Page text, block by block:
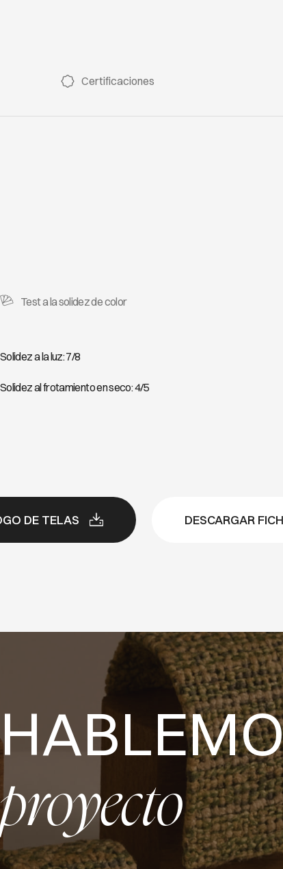
Certificaciones
Test a la solidez de color
Solidez a la luz: 7/8
Solidez al frotamiento en seco: 4/5
DE TELAS DESCARGAR
proyecto